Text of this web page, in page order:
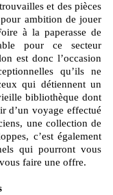
et des pièces
ambition de jouer
à la paperasse de
pour ce secteur
est donc l’occasion
qu’ils ne
qui détiennent un
bibliothèque dont
d’un voyage effectué
une collection de
c’est également
qui pourront vous
faire une offre.